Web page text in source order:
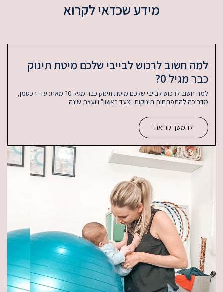
שכדאי לקרוא
לבייבי שלכם מיטת תינוק
למה חשוב לרכוש לבייבי שלכם מיטת תינוק כבר מגיל 0? מאת: עדי רכטמן,
"צעד ראשון" ויועצת שינה